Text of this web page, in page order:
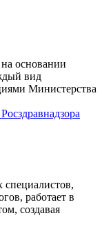
основании
вид
Министерства
работает в
создавая